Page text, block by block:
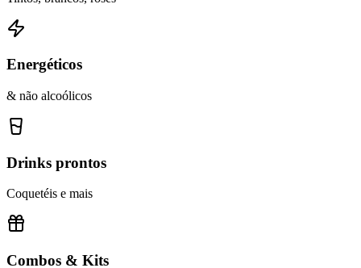
Energéticos
& não alcoólicos
Drinks prontos
Coquetéis e mais
Combos & Kits